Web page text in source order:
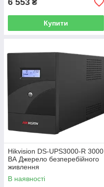
6 553 ₴
Купити
Hikvision DS-UPS3000-R 3000
ВА Джерело безперебійного
живлення
В наявності